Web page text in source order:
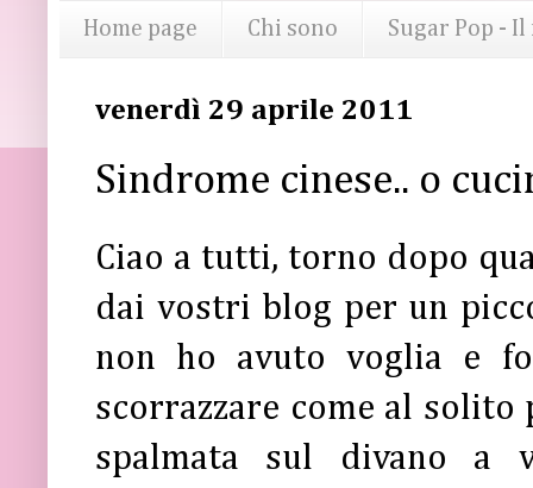
Home page Chi sono Sugar Pop -
venerdì 29 aprile 2011
Sindrome cinese.. o
Ciao a tutti, torno dopo
dai vostri blog per un
non ho avuto voglia e
scorrazzare come al
spalmata sul divano a